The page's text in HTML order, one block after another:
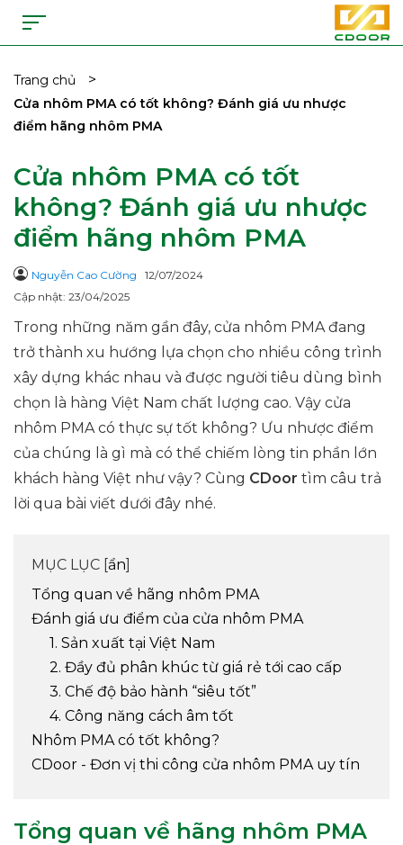
Trang chủ >
Cửa nhôm PMA có tốt không? Đánh giá ưu nhược
điểm hãng nhôm PMA
Cửa nhôm PMA có tốt
không? Đánh giá ưu nhược
điểm hãng nhôm PMA
Nguyễn Cao Cường
12/07/2024
Cập nhật: 23/04/2025
Trong những năm gần đây, cửa nhôm PMA đang
trở thành xu hướng lựa chọn cho nhiều công trình
xây dựng khác nhau và được người tiêu dùng bình
chọn là hàng Việt Nam chất lượng cao. Vậy cửa
nhôm PMA có thực sự tốt không? Ưu nhược điểm
của chúng là gì mà có thể chiếm lòng tin phần lớn
khách hàng Việt như vậy? Cùng CDoor tìm câu trả
lời qua bài viết dưới đây nhé.
MỤC LỤC [ẩn]
Tổng quan về hãng nhôm PMA
Đánh giá ưu điểm của cửa nhôm PMA
1. Sản xuất tại Việt Nam
2. Đầy đủ phân khúc từ giá rẻ tới cao cấp
3. Chế độ bảo hành “siêu tốt”
4. Công năng cách âm tốt
Nhôm PMA có tốt không?
CDoor - Đơn vị thi công cửa nhôm PMA uy tín
Tổng quan về hãng nhôm PMA